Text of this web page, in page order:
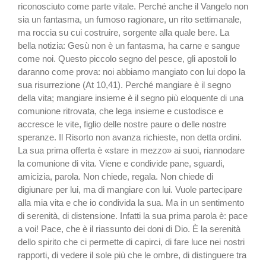
riconosciuto co­me parte vitale. Perché anche il Vangelo non
sia un fanta­sma, un fumoso ragionare, un rito settimanale,
ma roccia su cui costruire, sorgente alla quale bere. La
bella notizia: Gesù non è un fantasma, ha carne e sangue
come noi. Questo piccolo segno del pe­sce, gli apostoli lo
daranno come prova: noi abbiamo mangiato con lui dopo la
sua risurrezione (At 10,41). Perché mangiare è il segno
della vita; mangiare insieme è il segno più eloquente di una
comu­nione ritrovata, che lega in­sieme e custodisce e
accresce le vite, figlio delle nostre pau­re o delle nostre
speranze. Il Risorto non avanza richie­ste, non detta ordini.
La sua prima offerta è «stare in mez­zo» ai suoi, riannodare
la co­munione di vita. Viene e con­divide pane, sguardi,
amici­zia, parola. Non chiede, rega­la. Non chiede di
digiunare per lui, ma di mangiare con lui. Vuole partecipare
alla mia vita e che io condivida la sua. Ma in un sentimento
di sere­nità, di distensione. Infatti la sua prima parola è: pace
a voi! Pace, che è il rias­sunto dei doni di Dio. È la se­renità
dello spirito che ci per­mette di capirci, di fare luce nei nostri
rapporti, di vedere il sole più che le ombre, di di­stinguere tra